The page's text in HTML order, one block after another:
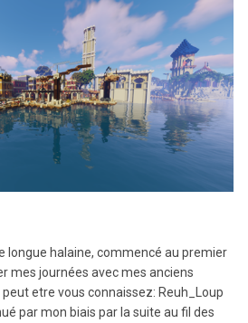
longue halaine, commencé au premier
mes journées avec mes anciens
etre vous connaissez: Reuh_Loup
par mon biais par la suite au fil des